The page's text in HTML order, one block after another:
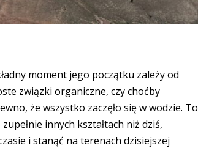
moment jego początku zależy od
związki organiczne, czy choćby
że wszystko zaczęło się w wodzie. To
innych kształtach niż dziś,
i stanąć na terenach dzisiejszej